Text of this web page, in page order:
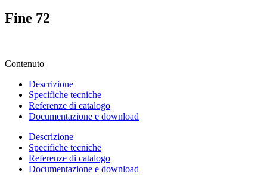
Fine 72
Contenuto
Descrizione
Specifiche tecniche
Referenze di catalogo
Documentazione e download
Descrizione
Specifiche tecniche
Referenze di catalogo
Documentazione e download